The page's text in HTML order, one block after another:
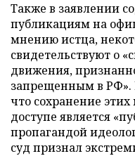
Также в заявлении
публикациям на
мнению истца,
свидетельствуют о
движения,
запрещенным в РФ».
что сохранение
доступе является
пропагандой
суд признал